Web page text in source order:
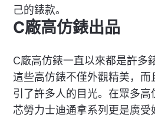
己的錶款。
C廠高仿錶出品
C廠高仿錶一直以來都是許多
這些高仿錶不僅外觀精美，
引了許多人的目光。在眾多
芯勞力士迪通拿系列更是廣受